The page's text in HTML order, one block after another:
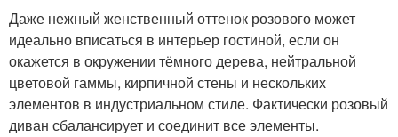
Даже нежный женственный оттенок розового может
идеально вписаться в интерьер гостиной, если он
окажется в окружении тёмного дерева, нейтральной
цветовой гаммы, кирпичной стены и нескольких
элементов в индустриальном стиле. Фактически розовый
диван сбалансирует и соединит все элементы.